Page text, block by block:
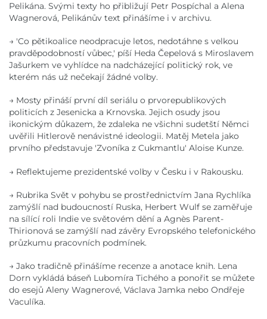
Pelikána. Svými texty ho přibližují Petr Pospíchal a Alena
Wagnerová, Pelikánův text přinášíme i v archivu.
→ 'Co pětikoalice neodpracuje letos, nedotáhne s velkou
pravděpodobností vůbec,' píší Heda Čepelová s Miroslavem
Jašurkem ve vyhlídce na nadcházející politický rok, ve
kterém nás už nečekají žádné volby.
→ Mosty přináší první díl seriálu o prvorepublikových
politicích z Jesenicka a Krnovska. Jejich osudy jsou
ikonickým důkazem, že zdaleka ne všichni sudetští Němci
uvěřili Hitlerově nenávistné ideologii. Matěj Metela jako
prvního představuje 'Zvoníka z Cukmantlu' Aloise Kunze.
→ Reflektujeme prezidentské volby v Česku i v Rakousku.
→ Rubrika Svět v pohybu se prostřednictvím Jana Rychlíka
zamýšlí nad budoucností Ruska, Herbert Wulf se zaměřuje
na sílící roli Indie ve světovém dění a Agnès Parent-
Thirionová se zamýšlí nad závěry Evropského telefonického
průzkumu pracovních podmínek.
→ Jako tradičně přinášíme recenze a anotace knih. Lena
Dorn vykládá báseň Lubomíra Tichého a ponořit se můžete
do esejů Aleny Wagnerové, Václava Jamka nebo Ondřeje
Vaculíka.